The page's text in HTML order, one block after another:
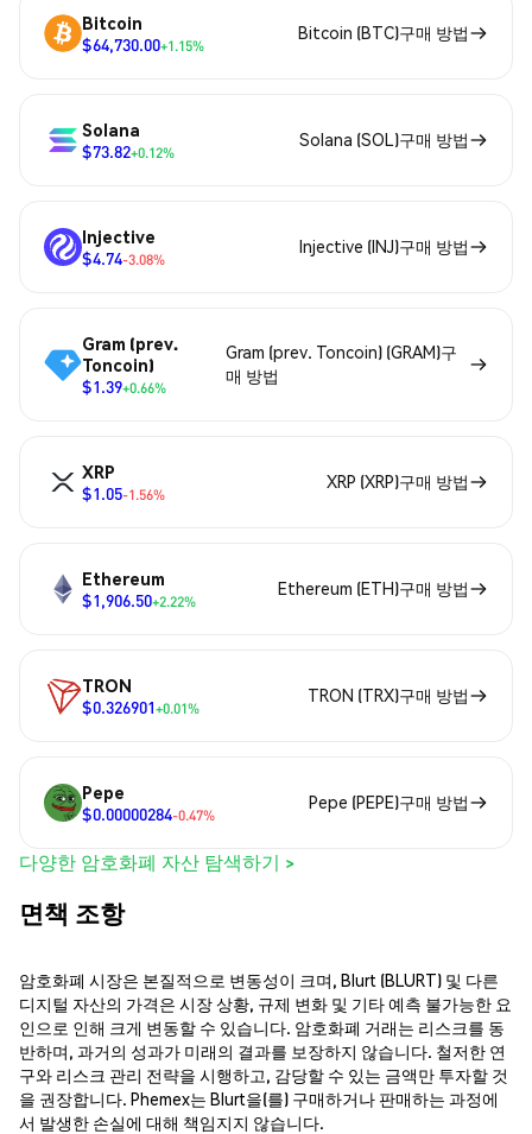
Bitcoin
$64,730.00+1.15%
Bitcoin (BTC)구매 방법
Solana
$73.82+0.12%
Solana (SOL)구매 방법
Injective
$4.74-3.08%
Injective (INJ)구매 방법
Gram (prev.
Toncoin)
$1.39+0.66%
Gram (prev. Toncoin) (GRAM)구
매 방법
XRP
$1.05-1.56%
XRP (XRP)구매 방법
Ethereum
$1,906.50+2.22%
Ethereum (ETH)구매 방법
TRON
$0.326901+0.01%
TRON (TRX)구매 방법
Pepe
$0.00000284-0.47%
Pepe (PEPE)구매 방법
다양한 암호화폐 자산 탐색하기 >
면책 조항
암호화폐 시장은 본질적으로 변동성이 크며, Blurt (BLURT) 및 다른
디지털 자산의 가격은 시장 상황, 규제 변화 및 기타 예측 불가능한 요
인으로 인해 크게 변동할 수 있습니다. 암호화폐 거래는 리스크를 동
반하며, 과거의 성과가 미래의 결과를 보장하지 않습니다. 철저한 연
구와 리스크 관리 전략을 시행하고, 감당할 수 있는 금액만 투자할 것
을 권장합니다. Phemex는 Blurt을(를) 구매하거나 판매하는 과정에
서 발생한 손실에 대해 책임지지 않습니다.